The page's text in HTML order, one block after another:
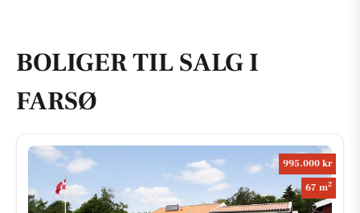
BOLIGER TIL SALG I
FARSØ
995.000 kr
67 m2